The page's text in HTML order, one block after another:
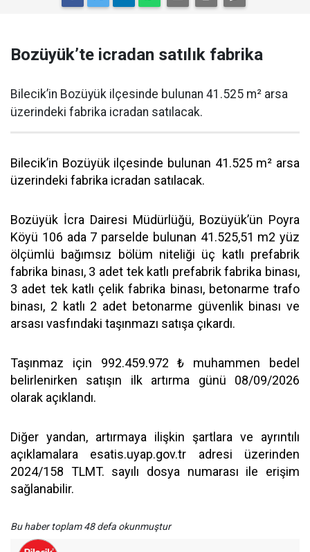
Bozüyük’te icradan satılık fabrika
Bilecik’in Bozüyük ilçesinde bulunan 41.525 m² arsa
üzerindeki fabrika icradan satılacak.
Bilecik’in Bozüyük ilçesinde bulunan 41.525 m² arsa
üzerindeki fabrika icradan satılacak.
Bozüyük İcra Dairesi Müdürlüğü, Bozüyük’ün Poyra
Köyü 106 ada 7 parselde bulunan 41.525,51 m2 yüz
ölçümlü bağımsız bölüm niteliği üç katlı prefabrik
fabrika binası, 3 adet tek katlı prefabrik fabrika binası,
3 adet tek katlı çelik fabrika binası, betonarme trafo
binası, 2 katlı 2 adet betonarme güvenlik binası ve
arsası vasfındaki taşınmazı satışa çıkardı.
Taşınmaz için 992.459.972 ₺ muhammen bedel
belirlenirken satışın ilk artırma günü 08/09/2026
olarak açıklandı.
Diğer yandan, artırmaya ilişkin şartlara ve ayrıntılı
açıklamalara esatis.uyap.gov.tr adresi üzerinden
2024/158 TLMT. sayılı dosya numarası ile erişim
sağlanabilir.
Bu haber toplam 48 defa okunmuştur